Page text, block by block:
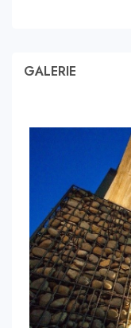
GALERIE